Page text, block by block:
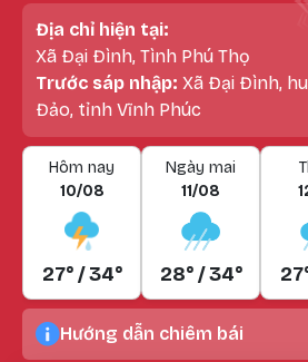
Địa chỉ hiện tại:
Xã Đại Đình, Tình Phú Thọ
Trước sáp nhập: Xã Đại Đình,
Đảo, tỉnh Vĩnh Phúc
Hôm nay
10/08
27° / 34°
Ngày mai
11/08
28° / 34°
Hướng dẫn chiêm bái